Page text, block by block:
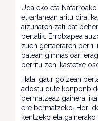
Udaleko eta
elkarlanean aritu dira
aizunaren zati bat
bertatik. Errotxapea
zuen gertaeraren berri
batean gimnasioari
berritu zen ikastetxe
Hala, gaur goizean
adostu dute
bermatzeaz gainera,
ere bermatzeko. Hori
kentzeko eta